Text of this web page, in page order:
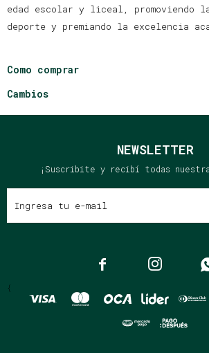
edad escolar y liceal, promoviendo
deporte y premiando la excelencia
Como comprar
Cambios
NEWSLETTER
¡Suscribite y recibí todas
 
{